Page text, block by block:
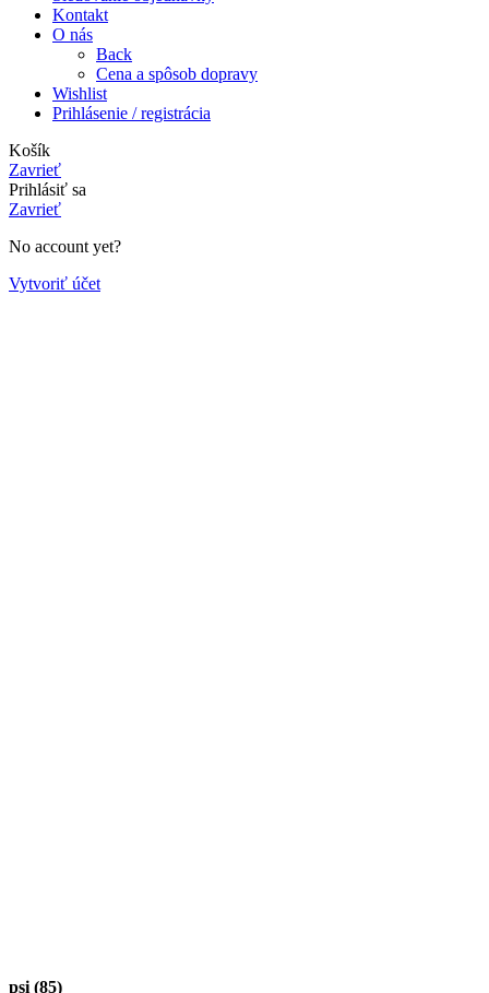
Kontakt
O nás
Back
Cena a spôsob dopravy
Wishlist
Prihlásenie / registrácia
Košík
Zavrieť
Prihlásiť sa
Zavrieť
No account yet?
Vytvoriť účet
psi (85)